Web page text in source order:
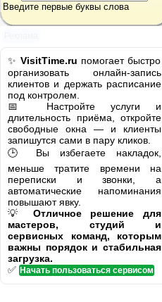
Введите первые буквы слова
✨ VisitTime.ru помогает быстро
организовать онлайн-запись
клиентов и держать расписание
под контролем.
📅 Настройте услуги и
длительность приёма, откройте
свободные окна — и клиенты
запишутся сами в пару кликов.
🕒 Вы избегаете накладок,
меньше тратите времени на
переписки и звонки, а
автоматические напоминания
повышают явку.
💡 Отличное решение для
мастеров, студий и
сервисных команд, которым
важны порядок и стабильная
загрузка.
✅ Начать пользоваться сервисом